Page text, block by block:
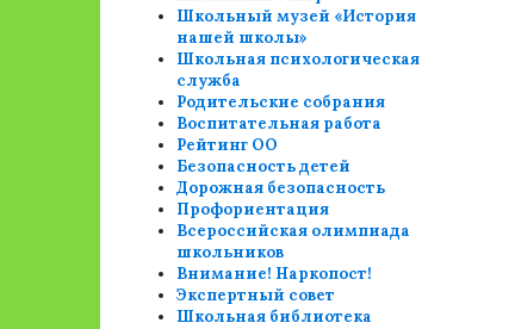
Школьный музей «История
нашей школы»
Школьная психологическая
служба
Родительские собрания
Воспитательная работа
Рейтинг ОО
Безопасность детей
Дорожная безопасность
Профориентация
Всероссийская олимпиада
школьников
Внимание! Наркопост!
Экспертный совет
Школьная библиотека